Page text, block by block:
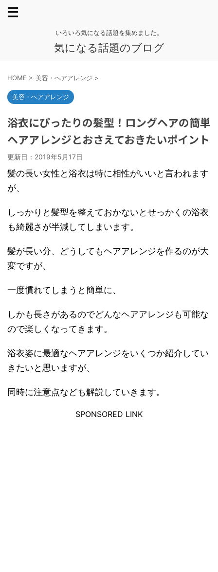
いろいろ気になる話題を集めました。
気になる話題のブログ
HOME > 美容・ヘアアレンジ >
美容・ヘアアレンジ
浴衣にぴったりの髪型！ロングヘアの簡単
ヘアアレンジとおさえておきたいポイント
更新日： 2019年5月17日
髪の長い女性と浴衣は特に相性がいいと言われます
が、
しっかりと髪型を整えておかないとせっかくの浴衣
も綺麗さが半減してしまいます。
髪が長い分、どうしてもヘアアレンジを作るのが大
変ですが、
一度慣れてしまうと簡単に、
しかも長さがあるのでどんなヘアアレンジも可能な
ので楽しくなってきます。
浴衣姿に最適なヘアアレンジをいくつか紹介してい
きたいと思いますが、
同時に注意点なども解説していきます。
SPONSORED LINK